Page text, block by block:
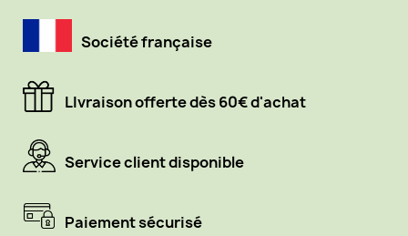
Société française
LIvraison offerte dès 60€ d'achat
Service client disponible
Paiement sécurisé